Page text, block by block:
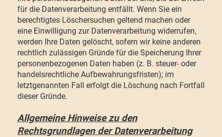
für die Datenverarbeitung entfällt. Wenn Sie ein
berechtigtes Löschersuchen geltend machen oder
eine Einwilligung zur Datenverarbeitung widerrufen,
werden Ihre Daten gelöscht, sofern wir keine anderen
rechtlich zulässigen Gründe für die Speicherung Ihrer
personenbezogenen Daten haben (z. B. steuer- oder
handelsrechtliche Aufbewahrungsfristen); im
letztgenannten Fall erfolgt die Löschung nach Fortfall
dieser Gründe.
Allgemeine Hinweise zu den
Rechtsgrundlagen der Datenverarbeitung